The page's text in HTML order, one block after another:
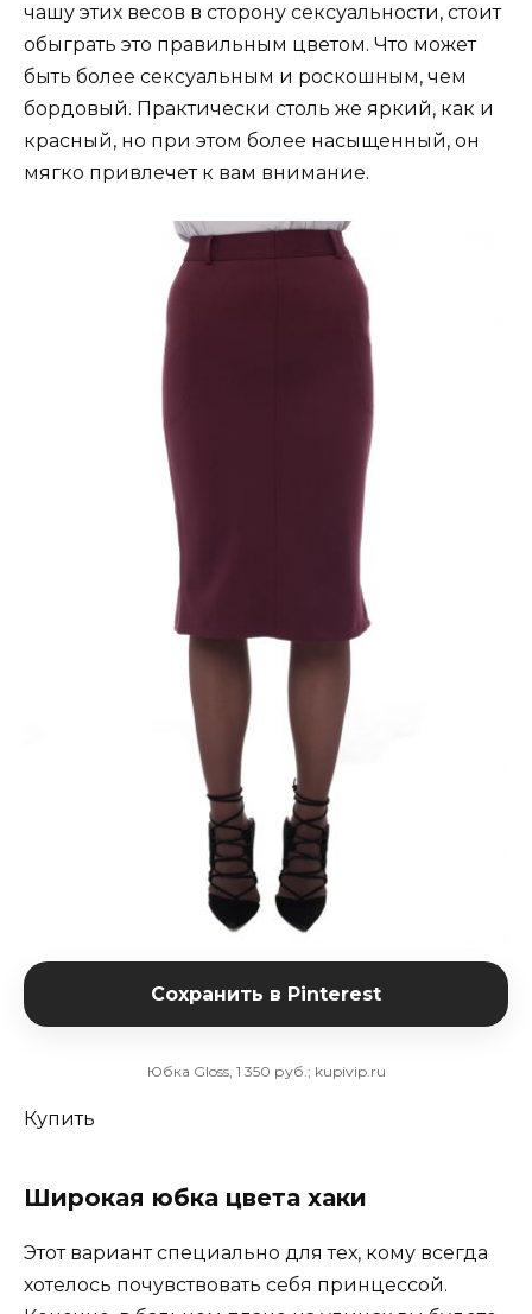
чашу этих весов в сторону сексуальности, стоит
обыграть это правильным цветом. Что может
быть более сексуальным и роскошным, чем
бордовый. Практически столь же яркий, как и
красный, но при этом более насыщенный, он
мягко привлечет к вам внимание.
Сохранить в Pinterest
Юбка Gloss, 1 350 руб.; kupivip.ru
Купить
Широкая юбка цвета хаки
Этот вариант специально для тех, кому всегда
хотелось почувствовать себя принцессой.